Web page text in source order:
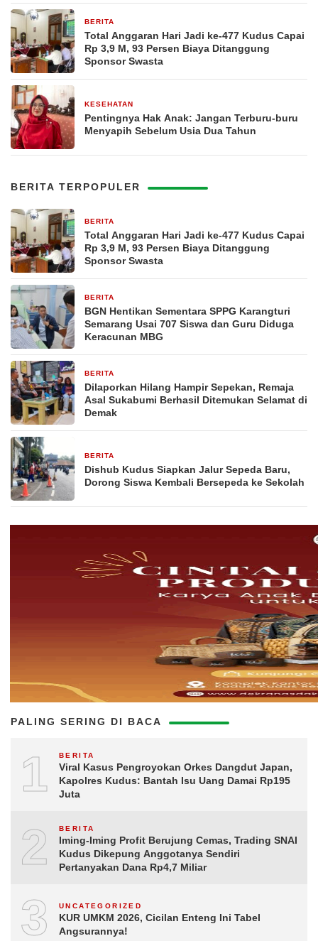
BERITA
Total Anggaran Hari Jadi ke-477 Kudus Capai
Rp 3,9 M, 93 Persen Biaya Ditanggung
Sponsor Swasta
KESEHATAN
Pentingnya Hak Anak: Jangan Terburu-buru
Menyapih Sebelum Usia Dua Tahun
BERITA TERPOPULER
BERITA
Total Anggaran Hari Jadi ke-477 Kudus Capai
Rp 3,9 M, 93 Persen Biaya Ditanggung
Sponsor Swasta
BERITA
BGN Hentikan Sementara SPPG Karangturi
Semarang Usai 707 Siswa dan Guru Diduga
Keracunan MBG
BERITA
Dilaporkan Hilang Hampir Sepekan, Remaja
Asal Sukabumi Berhasil Ditemukan Selamat di
Demak
BERITA
Dishub Kudus Siapkan Jalur Sepeda Baru,
Dorong Siswa Kembali Bersepeda ke Sekolah
PALING SERING DI BACA
1 BERITA
Viral Kasus Pengroyokan Orkes Dangdut Japan,
Kapolres Kudus: Bantah Isu Uang Damai Rp195
Juta
2 BERITA
Iming-Iming Profit Berujung Cemas, Trading SNAI
Kudus Dikepung Anggotanya Sendiri
Pertanyakan Dana Rp4,7 Miliar
3 UNCATEGORIZED
KUR UMKM 2026, Cicilan Enteng Ini Tabel
Angsurannya!